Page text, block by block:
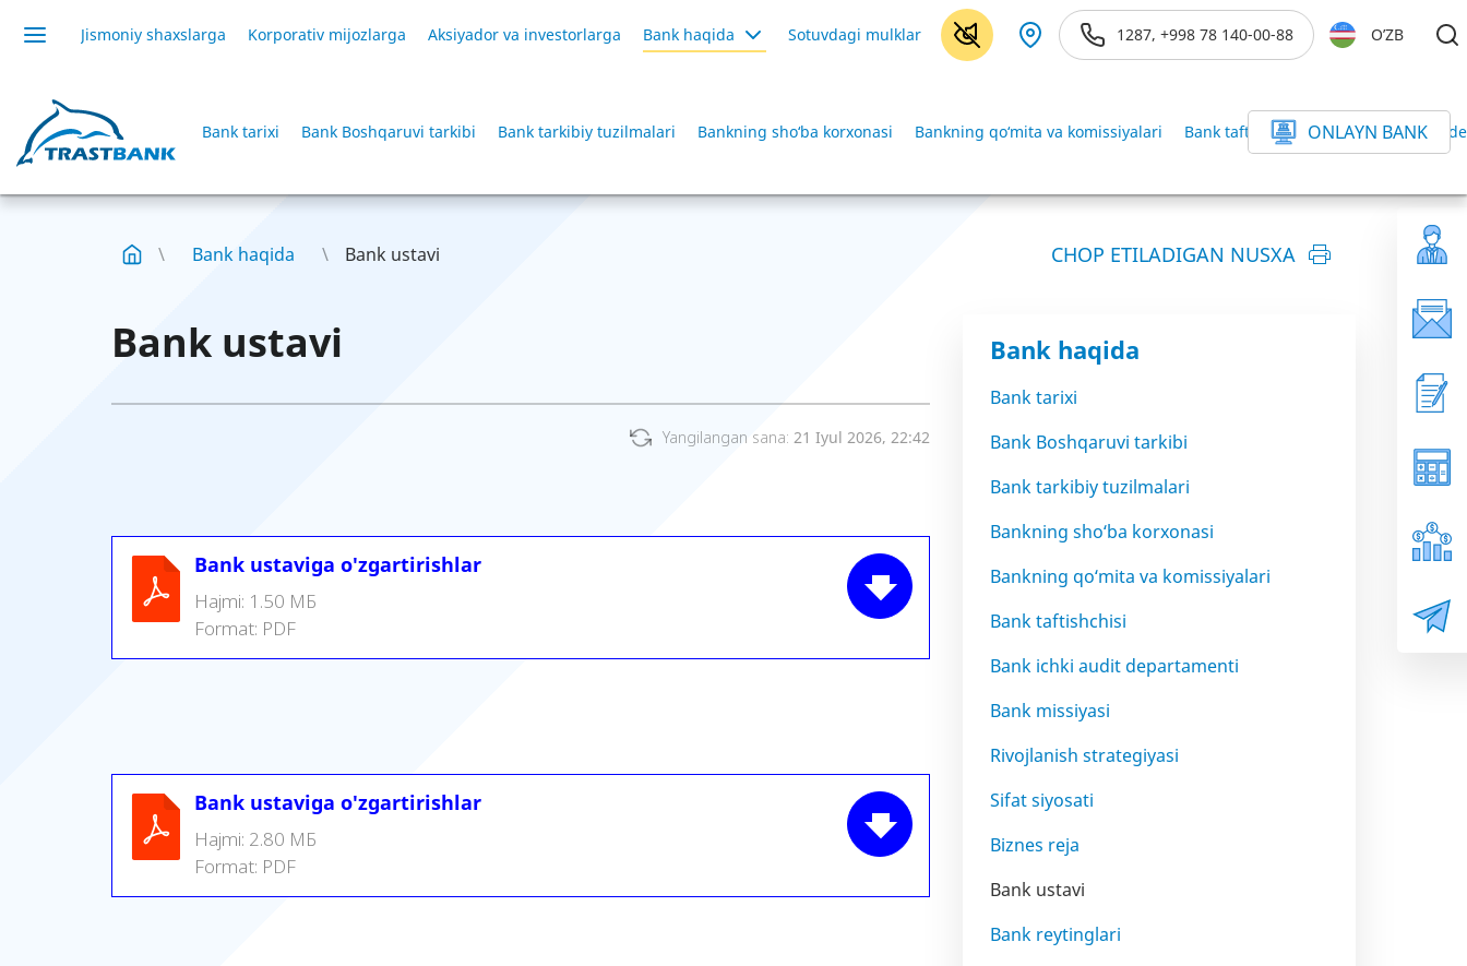
Jismoniy shaxslarga Korporativ mijozlarga Aksiyador va investorlarga Bank haqida Sotuvdagi mulklar 1287, +998 78 140-00-88 O’ZB
Bank tarixi Bank Boshqaruvi tarkibi Bank tarkibiy tuzilmalari Bankning sho‘ba korxonasi Bankning qo‘mita va komissiyalari Bank taftishchisi Bank ichki audit
ONLAYN BANK
Bank haqida Bank ustavi CHOP ETILADIGAN NUSXA
Bank ustavi
Yangilangan sana: 21 Iyul 2026, 22:42
Bank ustaviga o'zgartirishlar
Hajmi: 1.50 МБ
Format: PDF
Bank ustaviga o'zgartirishlar
Hajmi: 2.80 МБ
Format: PDF
Bank haqida
Bank tarixi
Bank Boshqaruvi tarkibi
Bank tarkibiy tuzilmalari
Bankning sho‘ba korxonasi
Bankning qo‘mita va komissiyalari
Bank taftishchisi
Bank ichki audit departamenti
Bank missiyasi
Rivojlanish strategiyasi
Sifat siyosati
Biznes reja
Bank ustavi
Bank reytinglari